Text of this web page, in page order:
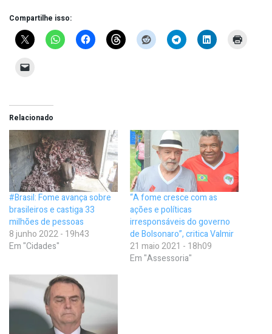
Compartilhe isso:
Relacionado
#Brasil: Fome avança sobre
brasileiros e castiga 33
milhões de pessoas
8 junho 2022 - 19h43
Em "Cidades"
“A fome cresce com as
ações e políticas
irresponsáveis do governo
de Bolsonaro”, critica Valmir
21 maio 2021 - 18h09
Em "Assessoria"